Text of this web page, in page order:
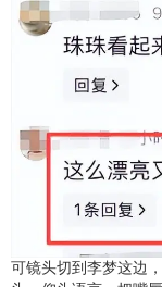
可镜头切到李梦这边